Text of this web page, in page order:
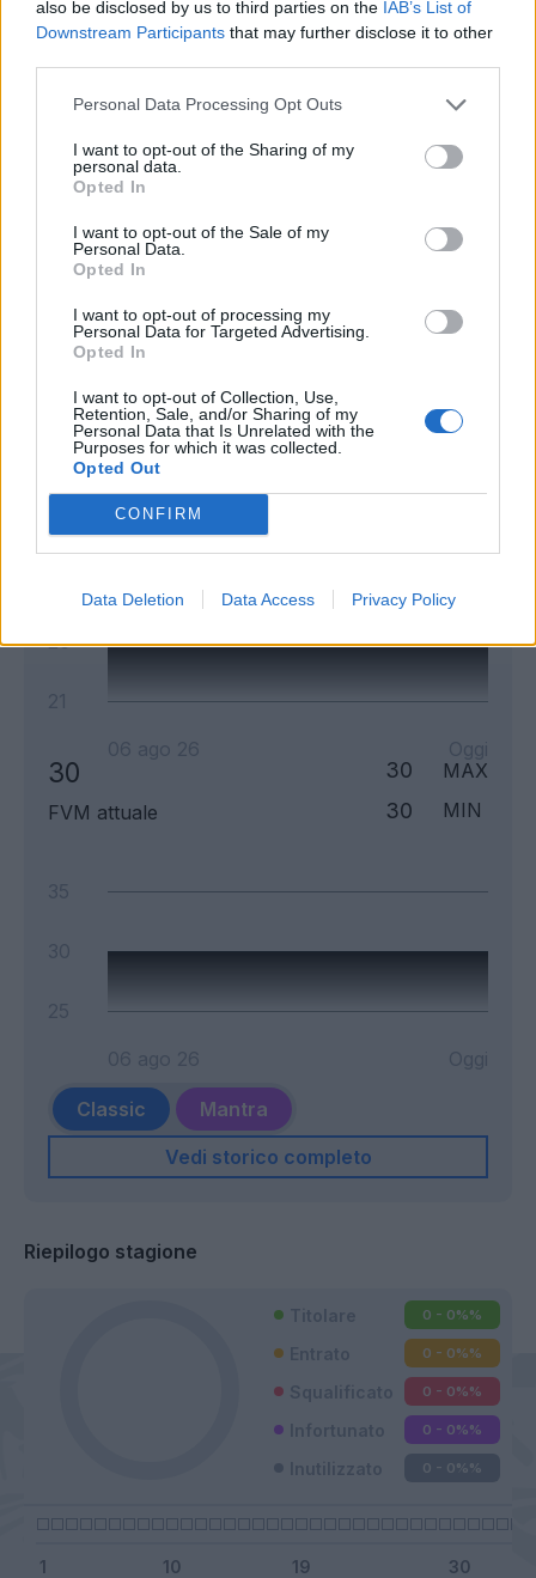
also be disclosed by us to third parties on the IAB’s List of
Downstream Participants that may further disclose it to other
Personal Data Processing Opt Outs
I want to opt-out of the Sharing of my
personal data.
Opted In
I want to opt-out of the Sale of my
Personal Data.
Opted In
I want to opt-out of processing my
Personal Data for Targeted Advertising.
Opted In
I want to opt-out of Collection, Use,
Retention, Sale, and/or Sharing of my
Personal Data that Is Unrelated with the
Purposes for which it was collected.
Opted Out
CONFIRM
Data Deletion Data Access Privacy Policy
Classic
Andamento FantaValore di Mercato
26
FVM attuale 26 MIN
26
30
FVM attuale
30 MAX
30 MIN
Classic
Mantra
Vedi storico completo
Riepilogo stagione
0 - 0%%
0 - 0%%
0 - 0%%
0 - 0%%
0 - 0%%